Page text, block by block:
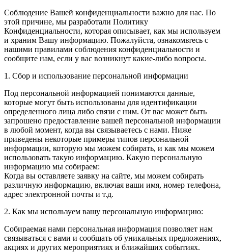
Соблюдение Вашей конфиденциальности важно для нас. По
этой причине, мы разработали Политику
Конфиденциальности, которая описывает, как мы используем
и храним Вашу информацию. Пожалуйста, ознакомьтесь с
нашими правилами соблюдения конфиденциальности и
сообщите нам, если у вас возникнут какие-либо вопросы.
1. Сбор и использование персональной информации
Под персональной информацией понимаются данные,
которые могут быть использованы для идентификации
определенного лица либо связи с ним. От вас может быть
запрошено предоставление вашей персональной информации
в любой момент, когда вы связываетесь с нами. Ниже
приведены некоторые примеры типов персональной
информации, которую мы можем собирать, и как мы можем
использовать такую информацию. Какую персональную
информацию мы собираем:
Когда вы оставляете заявку на сайте, мы можем собирать
различную информацию, включая ваши имя, номер телефона,
адрес электронной почты и т.д.
2. Как мы используем вашу персональную информацию:
Собираемая нами персональная информация позволяет нам
связываться с вами и сообщать об уникальных предложениях,
акциях и других мероприятиях и ближайших событиях.